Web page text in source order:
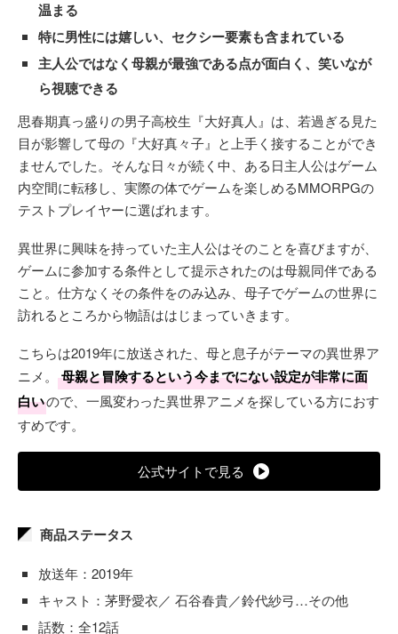
温まる
特に男性には嬉しい、セクシー要素も含まれている
主人公ではなく母親が最強である点が面白く、笑いなが
ら視聴できる
思春期真っ盛りの男子高校生『大好真人』は、若過ぎる見た
目が影響して母の『大好真々子』と上手く接することができ
ませんでした。そんな日々が続く中、ある日主人公はゲーム
内空間に転移し、実際の体でゲームを楽しめるMMORPGの
テストプレイヤーに選ばれます。
異世界に興味を持っていた主人公はそのことを喜びますが、
ゲームに参加する条件として提示されたのは母親同伴である
こと。仕方なくその条件をのみ込み、母子でゲームの世界に
訪れるところから物語ははじまっていきます。
こちらは2019年に放送された、母と息子がテーマの異世界ア
ニメ。
母親と冒険するという今までにない設定が非常に面
白いので、一風変わった異世界アニメを探している方におす
すめです。
公式サイトで見る
商品ステータス
放送年：2019年
キャスト：茅野愛衣／ 石谷春貴／鈴代紗弓…その他
話数：全12話